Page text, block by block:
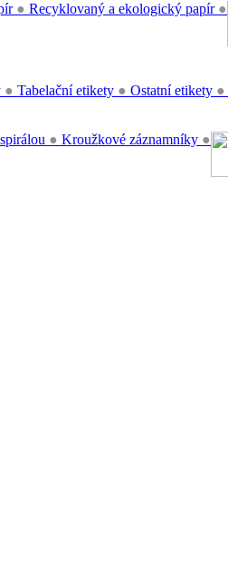
● Recyklovaný a ekologický papír ●
● Tabelační etikety ● Ostatní etikety ●
● Kroužkové záznamníky ●